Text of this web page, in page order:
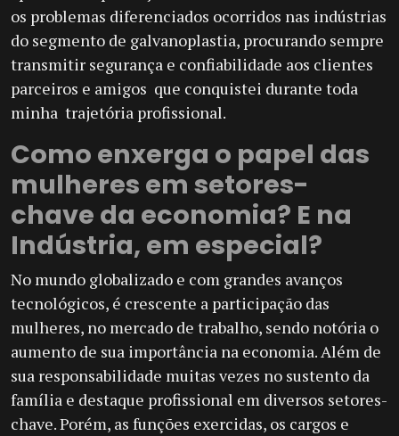
os problemas diferenciados ocorridos nas indústrias
do segmento de galvanoplastia, procurando sempre
transmitir segurança e confiabilidade aos clientes
parceiros e amigos que conquistei durante toda
minha trajetória profissional.
Como enxerga o papel das
mulheres em setores-
chave da economia? E na
Indústria, em especial?
No mundo globalizado e com grandes avanços
tecnológicos, é crescente a participação das
mulheres, no mercado de trabalho, sendo notória o
aumento de sua importância na economia. Além de
sua responsabilidade muitas vezes no sustento da
família e destaque profissional em diversos setores-
chave. Porém, as funções exercidas, os cargos e